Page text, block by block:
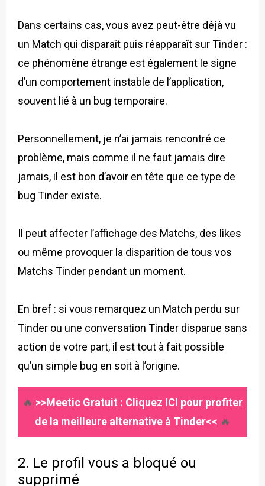
Dans certains cas, vous avez peut-être déjà vu
un Match qui disparaît puis réapparaît sur Tinder :
ce phénomène étrange est également le signe
d’un comportement instable de l’application,
souvent lié à un bug temporaire.
Personnellement, je n’ai jamais rencontré ce
problème, mais comme il ne faut jamais dire
jamais, il est bon d’avoir en tête que ce type de
bug Tinder existe.
Il peut affecter l’affichage des Matchs, des likes
ou même provoquer la disparition de tous vos
Matchs Tinder pendant un moment.
En bref : si vous remarquez un Match perdu sur
Tinder ou une conversation Tinder disparue sans
action de votre part, il est tout à fait possible
qu’un simple bug en soit à l’origine.
🔥 >>Meetic Gratuit : Cliquez ICI pour profiter
de la meilleure alternative à Tinder<< 🔥
2. Le profil vous a bloqué ou
supprimé